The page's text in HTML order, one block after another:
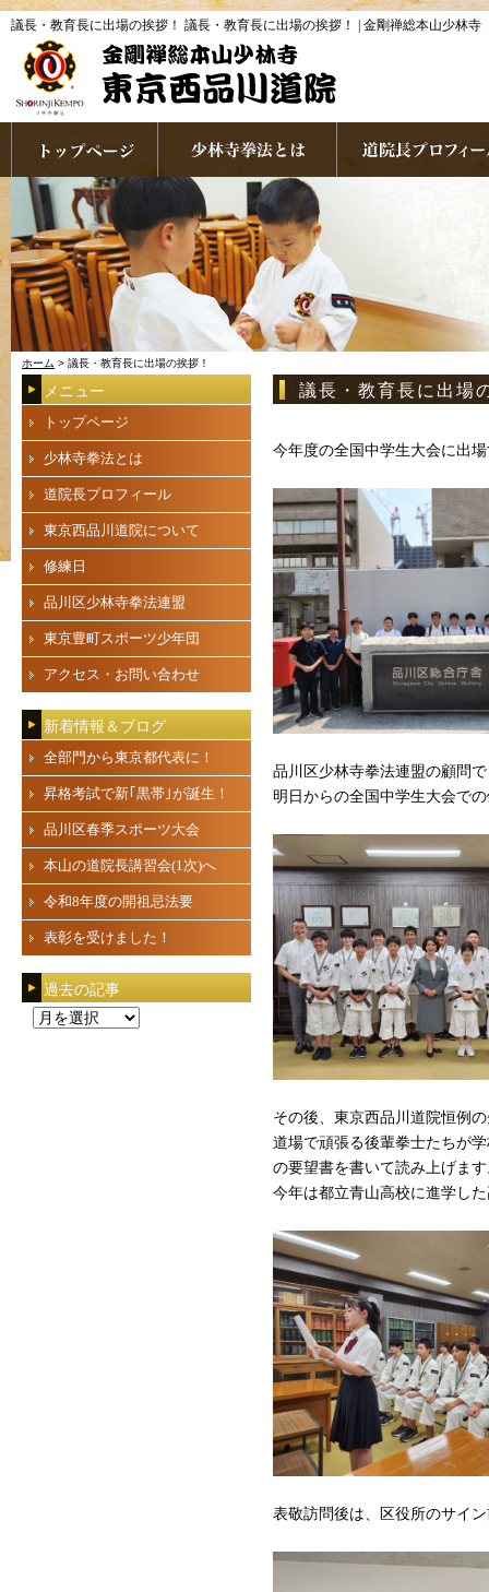
議長・教育長に出場の挨拶！ 議長・教育長に出場の挨拶！ | 金剛禅総本山少林
ホーム > 議長・教育長に出場の挨拶！
議長・教育長に出場
今年度の全国中学生大会に出
品川区少林寺拳法連盟の顧問
明日からの全国中学生大会で
その後、東京西品川道院恒例
道場で頑張る後輩拳士たちが
の要望書を書いて読み上げま
今年は都立青山高校に進学し
表敬訪問後は、区役所のサイ
メニュー
トップページ
少林寺拳法とは
道院長プロフィール
東京西品川道院について
修練日
品川区少林寺拳法連盟
東京豊町スポーツ少年団
アクセス・お問い合わせ
新着情報＆ブログ
全部門から東京都代表に！
昇格考試で新｢黒帯｣が誕生！
品川区春季スポーツ大会
本山の道院長講習会(1次)へ
令和8年度の開祖忌法要
表彰を受けました！
過去の記事